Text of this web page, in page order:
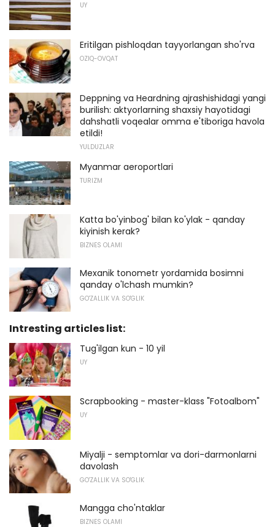
UY
Eritilgan pishloqdan tayyorlangan sho'rva
OZIQ-OVQAT
Deppning va Heardning ajrashishidagi yangi
burilish: aktyorlarning shaxsiy hayotidagi
dahshatli voqealar omma e'tiboriga havola
etildi!
YULDUZLAR
Myanmar aeroportlari
TURIZM
Katta bo'yinbog' bilan ko'ylak - qanday
kiyinish kerak?
BIZNES OLAMI
Mexanik tonometr yordamida bosimni
qanday o'lchash mumkin?
GO'ZALLIK VA SO'GLIK
Intresting articles list:
Tug'ilgan kun - 10 yil
UY
Scrapbooking - master-klass "Fotoalbom"
UY
Miyalji - semptomlar va dori-darmonlarni
davolash
GO'ZALLIK VA SO'GLIK
Mangga cho'ntaklar
BIZNES OLAMI